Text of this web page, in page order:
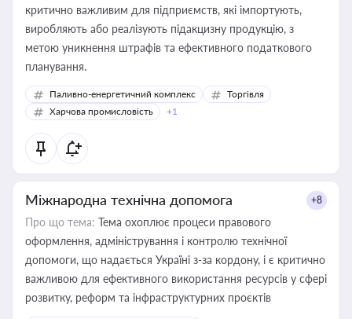
критично важливим для підприємств, які імпортують,
виробляють або реалізують підакцизну продукцію, з
метою уникнення штрафів та ефективного податкового
планування.
Паливно-енергетичний комплекс
Торгівля
Харчова промисловість
+1
Міжнародна технічна допомога +8
Про що тема: Тема охоплює процеси правового
оформлення, адміністрування і контролю технічної
допомоги, що надається Україні з-за кордону, і є критично
важливою для ефективного використання ресурсів у сфері
розвитку, реформ та інфраструктурних проєктів